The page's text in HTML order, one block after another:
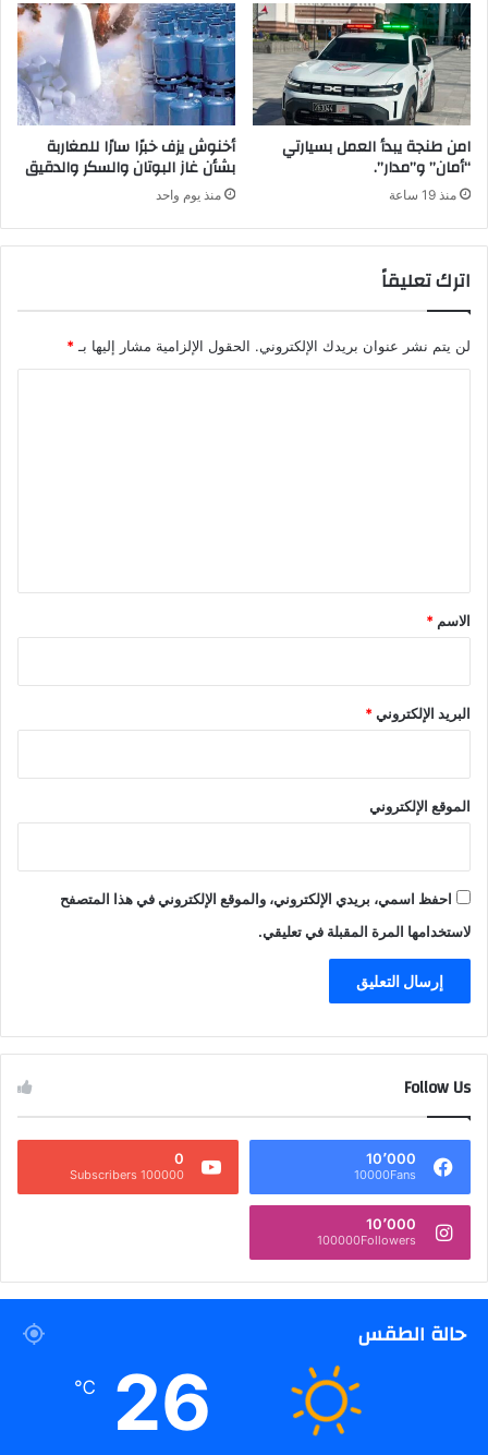
امن طنجة يبدأ العمل بسيارتي
“أمان” و”مدار”.
منذ 19 ساعة
أخنوش يزف خبرًا سارًا للمغاربة
بشأن غاز البوتان والسكر والدقيق
منذ يوم واحد
اترك تعليقاً
لن يتم نشر عنوان بريدك الإلكتروني. الحقول الإلزامية مشار إليها بـ*
*
الاسم *
البريد الإلكتروني*
الموقع الإلكتروني
احفظ اسمي، بريدي الإلكتروني، والموقع الإلكتروني في هذا المتصفح
لاستخدامها المرة المقبلة في تعليقي.
Follow Us
10٬000
10000Fans
0
100000 Subscribers
10٬000
100000Followers
حالة الطقس
26
℃